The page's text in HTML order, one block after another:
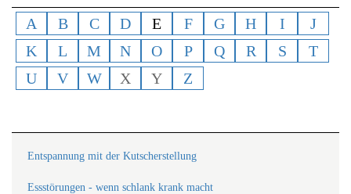
A B C D E F G H I
J
K
L M N O P Q R S
T
U
V W X Y Z
Entspannung mit der Kutscherstellung
Essstörungen - wenn schlank krank macht